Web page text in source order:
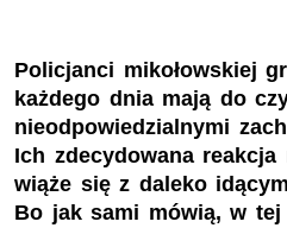
Policjanci mikołowskiej
każdego dnia mają do
nieodpowiedzialnymi
Ich zdecydowana
wiąże się z daleko
Bo jak sami mówią, w